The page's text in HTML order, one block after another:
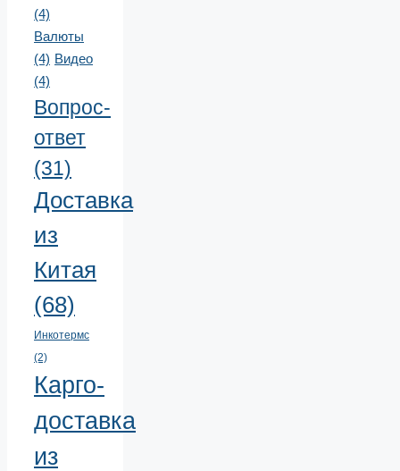
(4)
Валюты
(4) Видео
(4)
Вопрос-
ответ
(31)
Доставка
из
Китая
(68)
Инкотермс
(2)
Карго-
доставка
из